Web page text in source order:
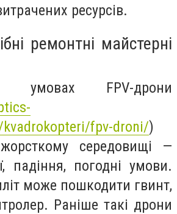
ресурсів.
ремонтні майстерні
FPV-дрони
fpv-droni/)
середовищі —
падіння, погодні умови.
може пошкодити гвинт,
Раніше такі дрони